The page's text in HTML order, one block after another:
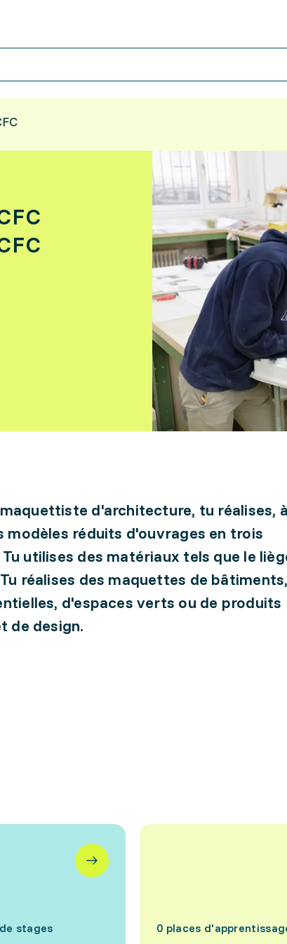
d'architecture, tu réalises, à
modèles réduits d'ouvrages en trois
utilises des matériaux tels que le
réalises des maquettes de
d'espaces verts ou de produits
de design.
stages 0 places